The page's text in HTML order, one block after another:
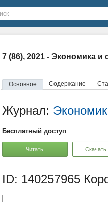
7 (86), 2021 - Экономика и
Основное Содержание
Журнал:
Бесплатный доступ
Читать Скачать
ID: 140257965